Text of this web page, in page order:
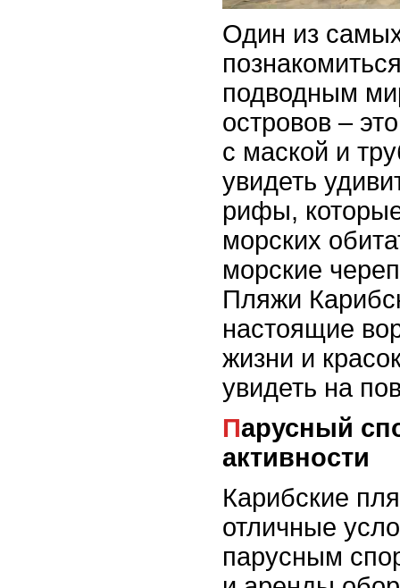
Один из
подводным
островов –
с маской и
увидеть
рифы,
морских
морские
Пляжи
настоящие
жизни и
увидеть на
Парусный спорт и водные
активности
Карибские
отличные
парусным